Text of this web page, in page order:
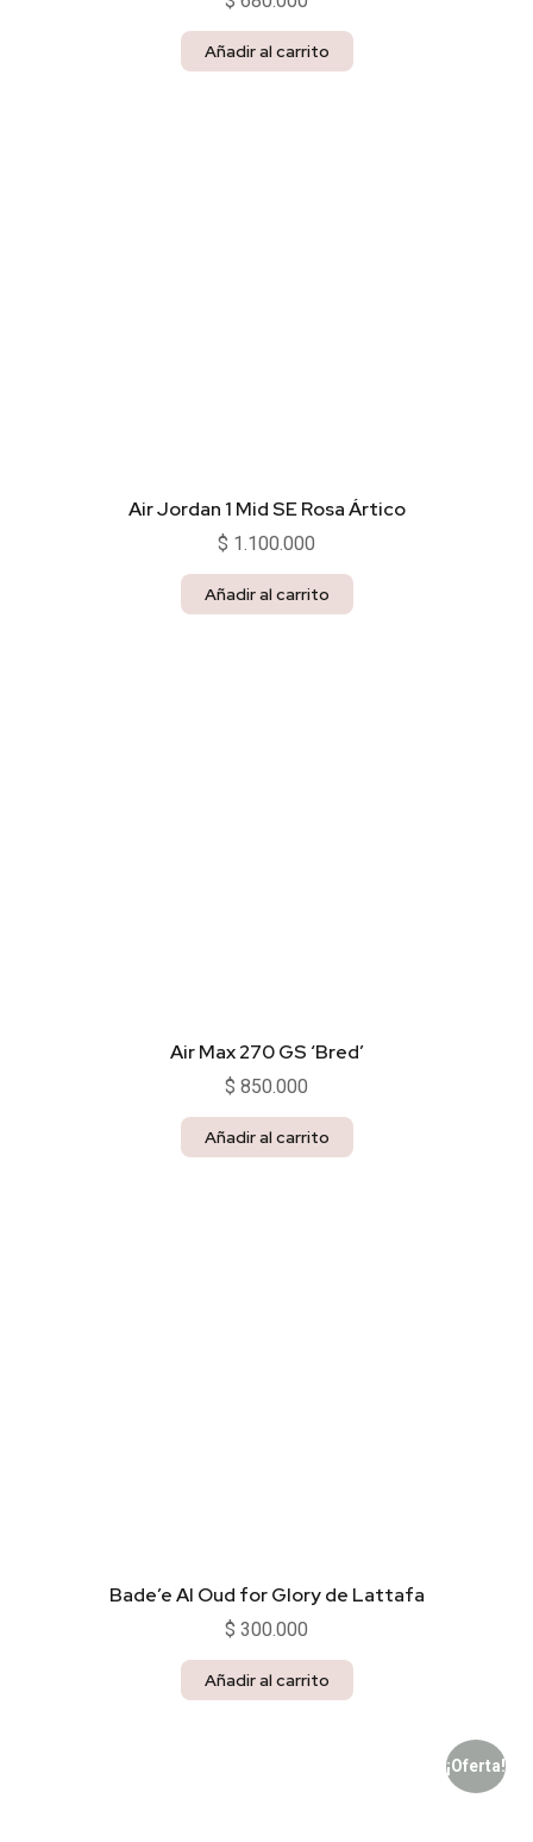
Añadir al carrito
Air Jordan 1 Mid SE Rosa Ártico
$ 1.100.000
Añadir al carrito
Air Max 270 GS ‘Bred’
$ 850.000
Añadir al carrito
Bade’e Al Oud for Glory de Lattafa
$ 300.000
Añadir al carrito
¡Oferta!